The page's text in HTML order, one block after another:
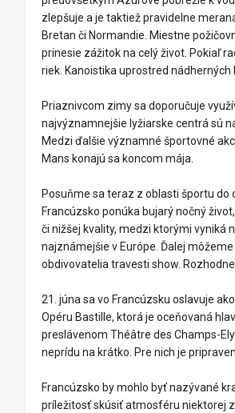
zlepšuje a je taktiež pravidelne
Bretan či Normandie. Miestne
prinesie zážitok na celý život. Pokiaľ
riek. Kanoistika uprostred nádherných
Priaznivcom zimy sa doporučuje
najvýznamnejšie lyžiarske centrá sú
Medzi ďalšie významné športovné
Mans konajú sa koncom mája.
Posuňme sa teraz z oblasti športu do
Francúzsko ponúka bujarý nočný
či nižšej kvality, medzi ktorými vyniká
najznámejšie v Európe. Ďalej
obdivovatelia travesti show.
21. júna sa vo Francúzsku oslavuje
Opéru Bastille, ktorá je oceňovaná
preslávenom Théâtre des Champs-
neprídu na krátko. Pre nich je
Francúzsko by mohlo byť nazývané
príležitosť skúsiť atmosféru niektorej